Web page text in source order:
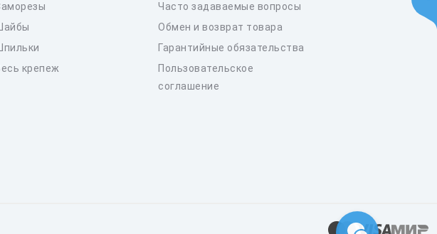
Шайбы
Шпильки
крепеж
Часто задаваемые вопросы
Обмен и возврат товара
Гарантийные обязательства
Пользовательское
соглашение